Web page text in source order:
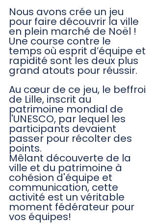
Nous avons crée un jeu
pour faire découvrir la ville
en plein marché de Noël !
Une course contre le
temps où esprit d’équipe et
rapidité sont les deux plus
grand atouts pour réussir.
Au cœur de ce jeu, le beffroi
de Lille, inscrit au
patrimoine mondial de
l'UNESCO, par lequel les
participants devaient
passer pour récolter des
points.
Mêlant découverte de la
ville et du patrimoine à
cohésion d'équipe et
communication, cette
activité est un véritable
moment fédérateur pour
vos équipes!